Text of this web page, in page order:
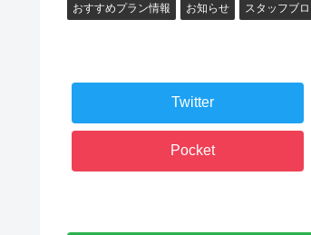
おすすめプラン情報 お知らせ スタッフブ
Twitter
Pocket